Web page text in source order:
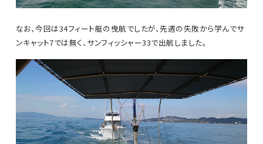
なお、今回は34フィート艇の曳航でしたが、先週の失敗から学んでサ
ンキャット7では無く、サンフィッシャー33で出航しました。